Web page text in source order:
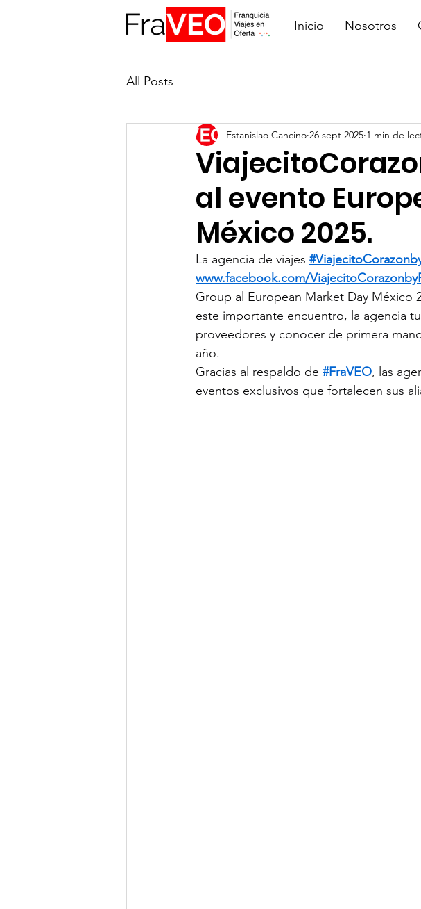
Inicio Nosotros
All Posts
al evento
México 2025.
Estanislao Cancino 26 sept 2025 1 min de
La agencia de viajes
www.facebook.com/
Group al European Market Day México
este importante encuentro, la agencia
proveedores y conocer de primera
año.
Gracias al respaldo de #FraVEO, las
eventos exclusivos que fortalecen sus